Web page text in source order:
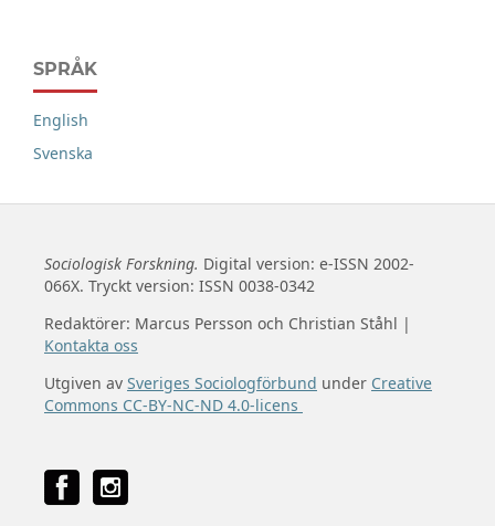
SPRÅK
English
Svenska
Sociologisk Forskning. Digital version: e-ISSN 2002-
066X. Tryckt version: ISSN 0038-0342
Redaktörer: Marcus Persson och Christian Ståhl |
Kontakta oss
Utgiven av Sveriges Sociologförbund under Creative
Commons CC-BY-NC-ND 4.0-licens